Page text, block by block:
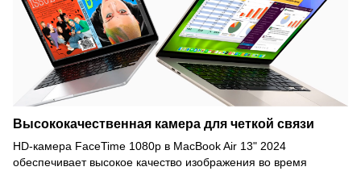
Высококачественная камера для четкой связи
HD-камера FaceTime 1080p в MacBook Air 13" 2024
обеспечивает высокое качество изображения во время